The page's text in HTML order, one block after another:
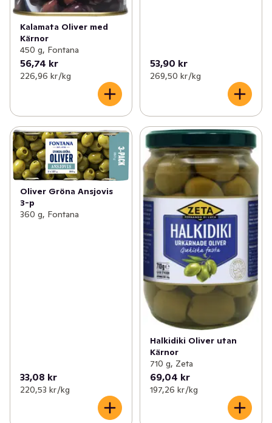
Kalamata Oliver med
Kärnor
450 g, Fontana
56,74 kr
226,96 kr /kg
53,90 kr
269,50 kr /kg
Oliver Gröna Ansjovis
3-p
360 g, Fontana
33,08 kr
220,53 kr /kg
Halkidiki Oliver utan
Kärnor
710 g, Zeta
69,04 kr
197,26 kr /kg